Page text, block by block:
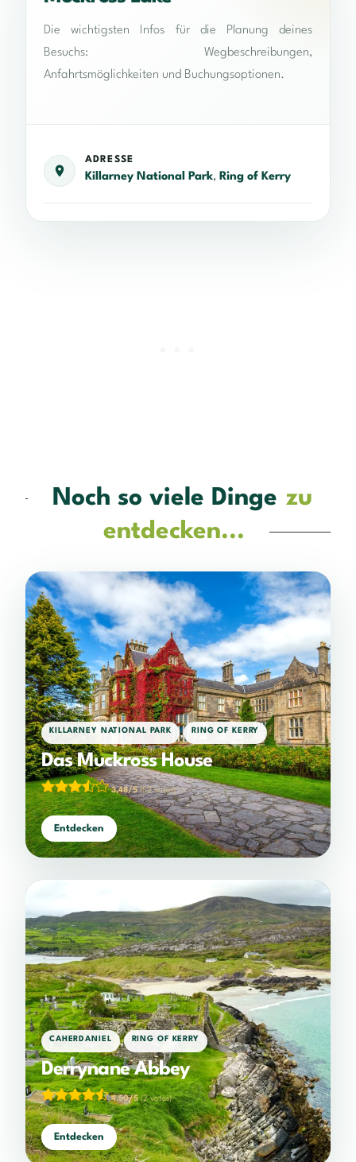
Die wichtigsten Infos für die Planung deines
Besuchs: Wegbeschreibungen,
Anfahrtsmöglichkeiten und Buchungsoptionen.
ADRESSE
Killarney National Park, Ring of Kerry
Noch so viele Dinge zu
entdecken...
KILLARNEY NATIONAL PARK , RING OF KERRY
Das Muckross House
3,48/5(52 votes)
Entdecken
CAHERDANIEL , RING OF KERRY
Derrynane Abbey
4,50/5(2 votes)
Entdecken